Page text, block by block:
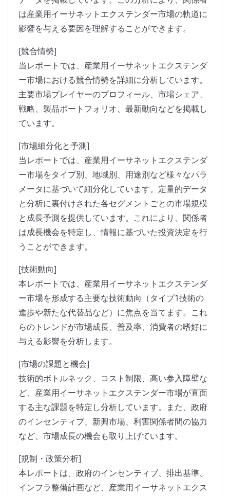
は産業用イーサネットエクステンダー市場の軌道に
影響を与える要因を理解することができます。
[競合情勢]
当レポートでは、産業用イーサネットエクステンダ
ー市場における競合情勢を詳細に分析しています。
主要市場プレイヤーのプロフィール、市場シェア、
戦略、製品ポートフォリオ、最新動向などを掲載し
ています。
[市場細分化と予測]
当レポートでは、産業用イーサネットエクステンダ
ー市場をタイプ別、地域別、用途別など様々なパラ
メータに基づいて細分化しています。定量的データ
と分析に裏付けされた各セグメントごとの市場規模
と成長予測を提供しています。これにより、関係者
は成長機会を特定し、情報に基づいた投資決定を行
うことができます。
[技術動向]
本レポートでは、産業用イーサネットエクステンダ
ー市場を形成する主要な技術動向（タイプ1技術の
進歩や新たな代替品など）に焦点を当てます。これ
らのトレンドが市場成長、普及率、消費者の嗜好に
与える影響を分析します。
[市場の課題と機会]
技術的ボトルネック、コスト制限、高い参入障壁な
ど、産業用イーサネットエクステンダー市場が直面
する主な課題を特定し分析しています。また、政府
のインセンティブ、新興市場、利害関係者間の協力
など、市場成長の機会も取り上げています。
[規制・政策分析]
本レポートは、政府のインセンティブ、排出基準、
インフラ整備計画など、産業用イーサネットエクス